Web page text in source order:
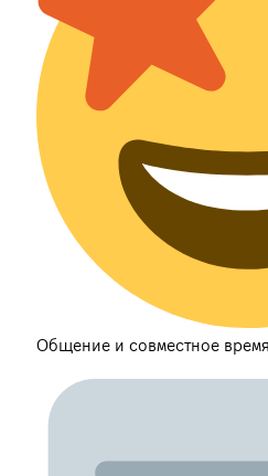
Общение и совместное